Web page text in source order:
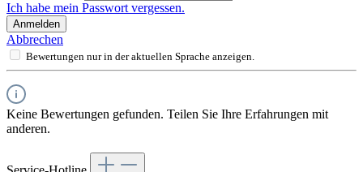
Ich habe mein Passwort vergessen.
Anmelden
Abbrechen
Bewertungen nur in der aktuellen Sprache anzeigen.
Keine Bewertungen gefunden. Teilen Sie Ihre Erfahrungen mit
anderen.